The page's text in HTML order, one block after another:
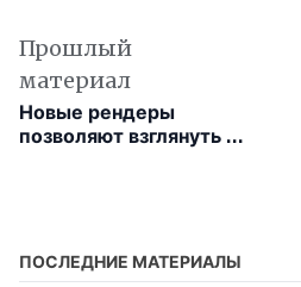
Прошлый
материал
Новые рендеры
позволяют взглянуть на
ПОСЛЕДНИЕ МАТЕРИАЛЫ